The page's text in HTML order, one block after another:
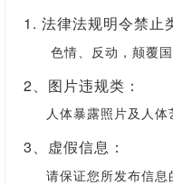
1. 法律法规明令禁止
色情、反动，颠覆国
2、图片违规类：
人体暴露照片及人体
3、虚假信息：
请保证您所发布信息